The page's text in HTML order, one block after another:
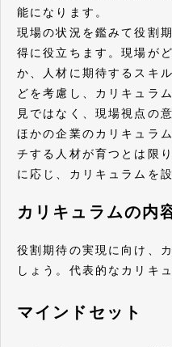
能になります。
現場の状況を鑑みて役割
得に役立ちます。現場が
か、人材に期待するスキ
どを考慮し、カリキュラ
見ではなく、現場視点の
ほかの企業のカリキュラ
チする人材が育つとは限
に応じ、カリキュラムを
カリキュラムの内
役割期待の実現に向け、
しょう。代表的なカリキ
マインドセット